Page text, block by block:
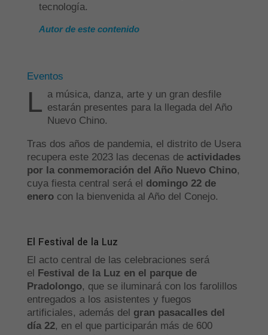
tecnología.
Autor de este contenido
Eventos
L a música, danza, arte y un gran desfile
estarán presentes para la llegada del Año
Nuevo Chino.
Tras dos años de pandemia, el distrito de Usera
recupera este 2023 las decenas de actividades
por la conmemoración del Año Nuevo Chino,
cuya fiesta central será el domingo 22 de
enerocon la bienvenida al Año del Conejo.
El Festival de la Luz
El acto central de las celebraciones será
el Festival de la Luz en el parque de
Pradolongo, que se iluminará con los farolillos
entregados a los asistentes y fuegos
artificiales, además del gran pasacalles del
día 22, en el que participarán más de 600